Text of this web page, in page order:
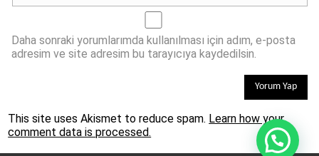
Daha sonraki yorumlarımda kullanılması için adım, e-posta
adresim ve site adresim bu tarayıcıya kaydedilsin.
This site uses Akismet to reduce spam. Learn how your
comment data is processed.